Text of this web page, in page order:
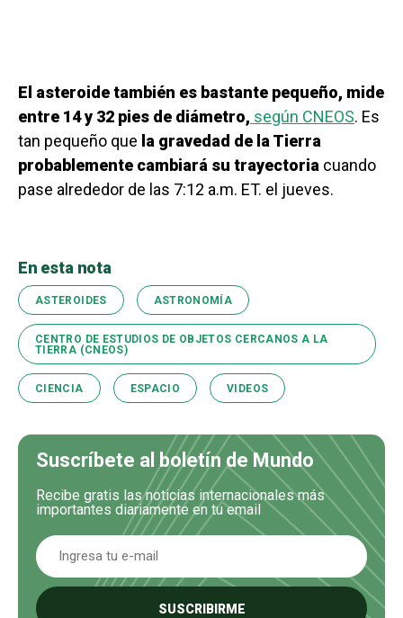
El asteroide también es bastante pequeño, mide
entre 14 y 32 pies de diámetro, según CNEOS. Es
tan pequeño que la gravedad de la Tierra
probablemente cambiará su trayectoria cuando
pase alrededor de las 7:12 a.m. ET. el jueves.
En esta nota
ASTEROIDES ASTRONOMÍA
CENTRO DE ESTUDIOS DE OBJETOS CERCANOS A LA
TIERRA (CNEOS)
CIENCIA ESPACIO VIDEOS
Suscríbete al boletín de Mundo
Recibe gratis las noticias internacionales más
importantes diariamente en tu email
SUSCRIBIRME